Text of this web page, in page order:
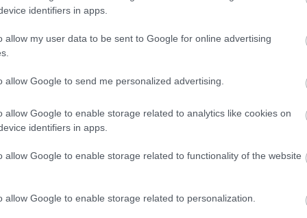
identifiers in apps.
allow my user data to be sent to Google for online advertising
allow Google to send me personalized advertising.
allow Google to enable storage related to analytics like cookies on
identifiers in apps.
allow Google to enable storage related to functionality of the website
allow Google to enable storage related to personalization.
)
személyiségfejlesztési technikák, mint a
elsajátítása, segíthetnek az egyéneknek
személyiségfejlesztés segít az egyéneknek
abban, hogy optimistábbak legyenek, jobban
életükhöz, ami javítja általános
5. Személyes és szakmai siker: Az önbizalom